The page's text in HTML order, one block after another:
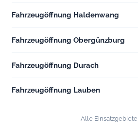
Fahrzeugöffnung Haldenwang
Fahrzeugöffnung Obergünzburg
Fahrzeugöffnung Durach
Fahrzeugöffnung Lauben
Alle Einsatzgebiete